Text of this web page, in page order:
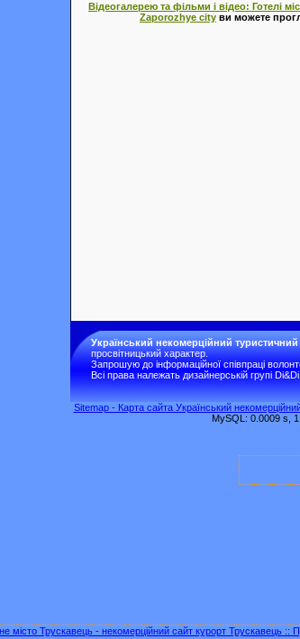
Відеогалерею та фільми і відео: Готелі
Zaporozhye city ви можете
Український некомерційний
просвітницький характер.
Запрошую до інформаційної співпраці
Всі права належать дизайнерській групі
Sitemap - Карта сайта Український
MySQL: 0.0009 s,